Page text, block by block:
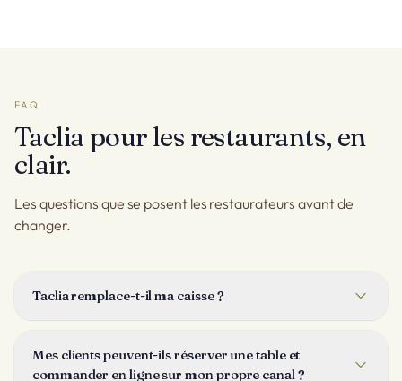
FAQ
Taclia pour les restaurants, en
clair.
Les questions que se posent les restaurateurs avant de
changer.
Taclia remplace-t-il ma caisse ?
service à table : plan de salle, plats, additions partagées et
paiements par carte. Votre équipe travaille sur un écran et la
Mes clients peuvent-ils réserver une table et
commander en ligne sur mon propre canal ?